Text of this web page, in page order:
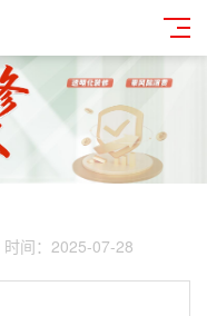
时间：2025-07-28